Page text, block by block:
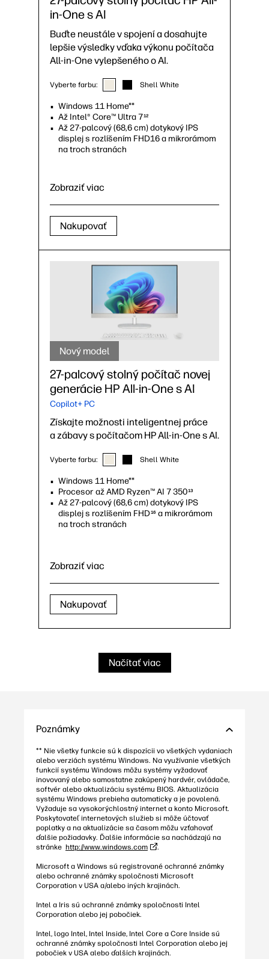
in-One s AI
Buďte neustále v spojení a dosahujte
lepšie výsledky vďaka výkonu počítača
All-in-One vylepšeného o AI.
Vyberte farbu: Shell White
Windows 11 Home**
Až Intel® Core™ Ultra 712
Až 27-palcový (68,6 cm) dotykový IPS
displej s rozlíšením FHD16 a mikrorámom
na troch stranách
Zobraziť viac
Nakupovať
Nový model
27-palcový stolný počítač novej
generácie HP All-in-One s AI
Copilot+ PC
Získajte možnosti inteligentnej práce
a zábavy s počítačom HP All-in-One s AI.
Vyberte farbu: Shell White
Windows 11 Home**
Procesor až AMD Ryzen™ AI 7 35013
Až 27-palcový (68,6 cm) dotykový IPS
displej s rozlíšením FHD16 a mikrorámom
na troch stranách
Zobraziť viac
Nakupovať
Načítať viac
Poznámky
** Nie všetky funkcie sú k dispozícii vo všetkých vydaniach
alebo verziách systému Windows. Na využívanie všetkých
funkcií systému Windows môžu systémy vyžadovať
inovovaný alebo samostatne zakúpený hardvér, ovládače,
softvér alebo aktualizáciu systému BIOS. Aktualizácia
systému Windows prebieha automaticky a je povolená.
Vyžaduje sa vysokorýchlostný internet a konto Microsoft.
Poskytovateľ internetových služieb si môže účtovať
poplatky a na aktualizácie sa časom môžu vzťahovať
ďalšie požiadavky. Ďalšie informácie sa nachádzajú na
stránke http://www.windows.com .
Microsoft a Windows sú registrované ochranné známky
alebo ochranné známky spoločnosti Microsoft
Corporation v USA a/alebo iných krajinách.
Intel a Iris sú ochranné známky spoločnosti Intel
Corporation alebo jej pobočiek.
Intel, logo Intel, Intel Inside, Intel Core a Core Inside sú
ochranné známky spoločnosti Intel Corporation alebo jej
pobočiek v USA alebo ďalších krajinách.